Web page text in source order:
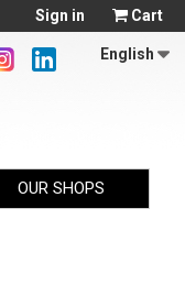
Cart
Sign in
English
OUR SHOPS